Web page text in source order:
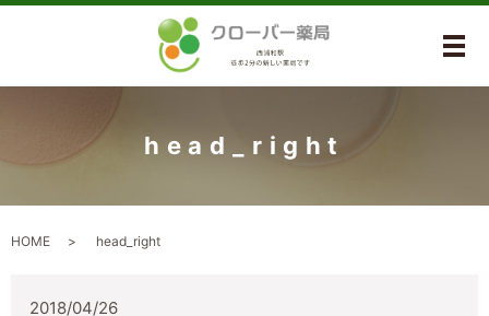
メ
head_right
HOME head_right
2018/04/26